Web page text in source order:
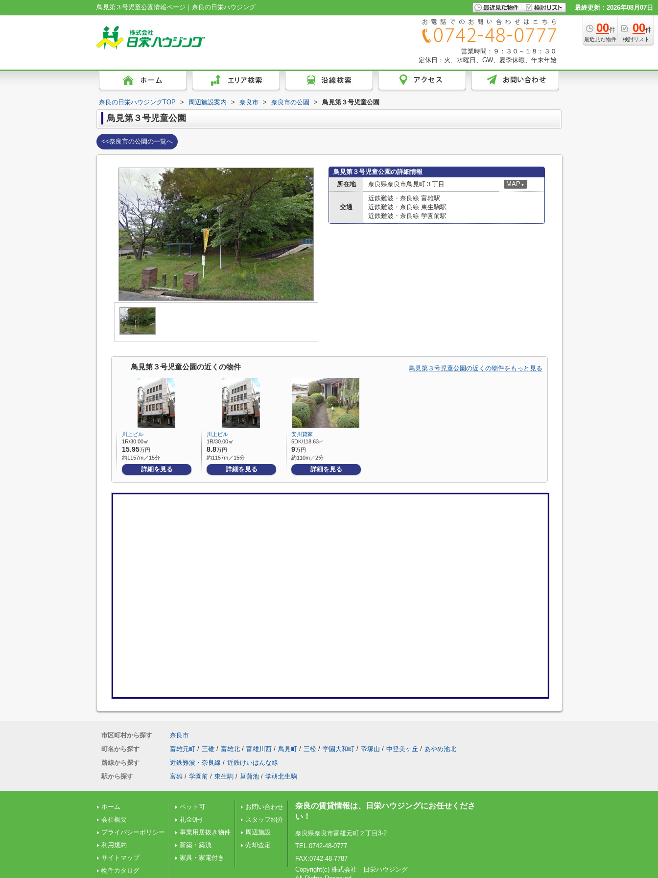
鳥見第３号児童公園情報ページ｜奈良の日栄ハウジング 最終更新：2026年08月07日
00件
最近見た物件
00件
検討リスト
営業時間：９：３０～１８：３０
定休日：火、水曜日、GW、夏季休暇、年末年始
奈良の日栄ハウジングTOP > 周辺施設案内 > 奈良市 > 奈良市の公園 > 鳥見第３号児童公園
鳥見第３号児童公園
<<奈良市の公園の一覧へ
鳥見第３号児童公園の詳細情報
所在地
奈良県奈良市鳥見町３丁目 MAP ▼
交通
近鉄難波・奈良線 富雄駅
近鉄難波・奈良線 東生駒駅
近鉄難波・奈良線 学園前駅
鳥見第３号児童公園の近くの物件 鳥見第３号児童公園の近くの物件をもっと見る
川上ビル
1R/30.00㎡
15.95万円
約1157m／15分
詳細を見る
川上ビル
1R/30.00㎡
8.8万円
約1157m／15分
詳細を見る
安川貸家
5DK/118.63㎡
9万円
約110m／2分
詳細を見る
市区町村から探す
奈良市
町名から探す
富雄元町 / 三碓 / 富雄北 / 富雄川西 / 鳥見町 / 三松 / 学園大和町 / 帝塚山 / 中登美ヶ丘 / あやめ池北
路線から探す
近鉄難波・奈良線 / 近鉄けいはんな線
駅から探す
富雄 / 学園前 / 東生駒 / 菖蒲池 / 学研北生駒
ホーム
会社概要
プライバシーポリシー
利用規約
サイトマップ
物件カタログ
ペット可
礼金0円
事業用居抜き物件
新築・築浅
家具・家電付き
お問い合わせ
スタッフ紹介
周辺施設
売却査定
奈良の賃貸情報は、日栄ハウジングにお任せくださ
い！
奈良県奈良市富雄元町２丁目3-2
TEL:0742-48-0777
FAX:0742-48-7787
Copyright(c) 株式会社 日栄ハウジング